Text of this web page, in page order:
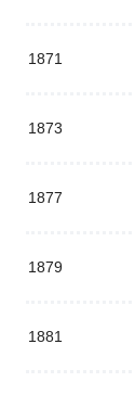
1871
1873
1877
1879
1881